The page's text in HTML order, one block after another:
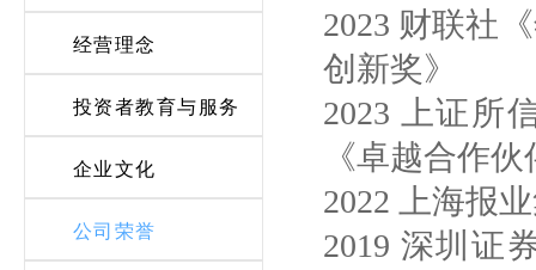
经营理念
投资者教育与服务
企业文化
公司荣誉
2023 财联社
创新奖》
2023 上证所
《卓越合作
2022 上海报
2019 深圳证